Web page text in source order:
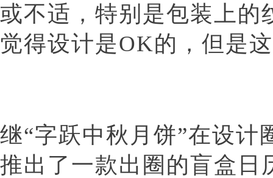
或不适，特别是包装上的
觉得设计是OK的，但是这
继“字跃中秋月饼”在设
推出了一款出圈的盲盒